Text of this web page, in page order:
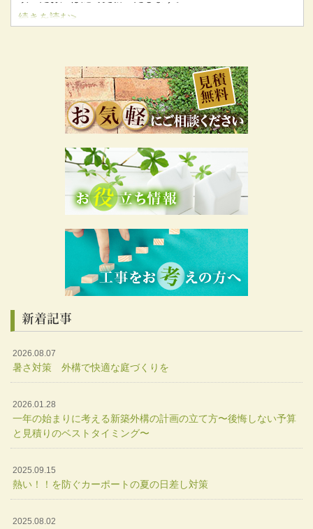
実のところお客様からの口コミが一番気になるところかと
続きを読む>
新着記事
2026.08.07
暑さ対策 外構で快適な庭づくりを
2026.01.28
一年の始まりに考える新築外構の計画の立て方〜後悔しない予算
と見積りのベストタイミング〜
2025.09.15
熱い！！を防ぐカーポートの夏の日差し対策
2025.08.02